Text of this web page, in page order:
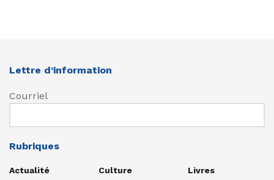
Lettre d’information
Courriel
Rubriques
Actualité
Culture
Livres